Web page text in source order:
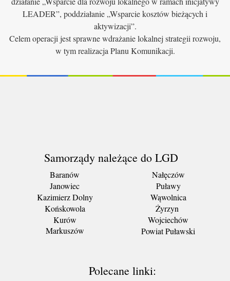
LEADER”, poddziałanie „Wsparcie kosztów bieżących i
aktywizacji”.
Celem operacji jest sprawne wdrażanie lokalnej strategii rozwoju,
w tym realizacja Planu Komunikacji.
Samorządy należące do LGD
Baranów
Janowiec
Kazimierz Dolny
Końskowola
Kurów
Markuszów
Nałęczów
Puławy
Wąwolnica
Żyrzyn
Wojciechów
Powiat Puławski
Polecane linki: